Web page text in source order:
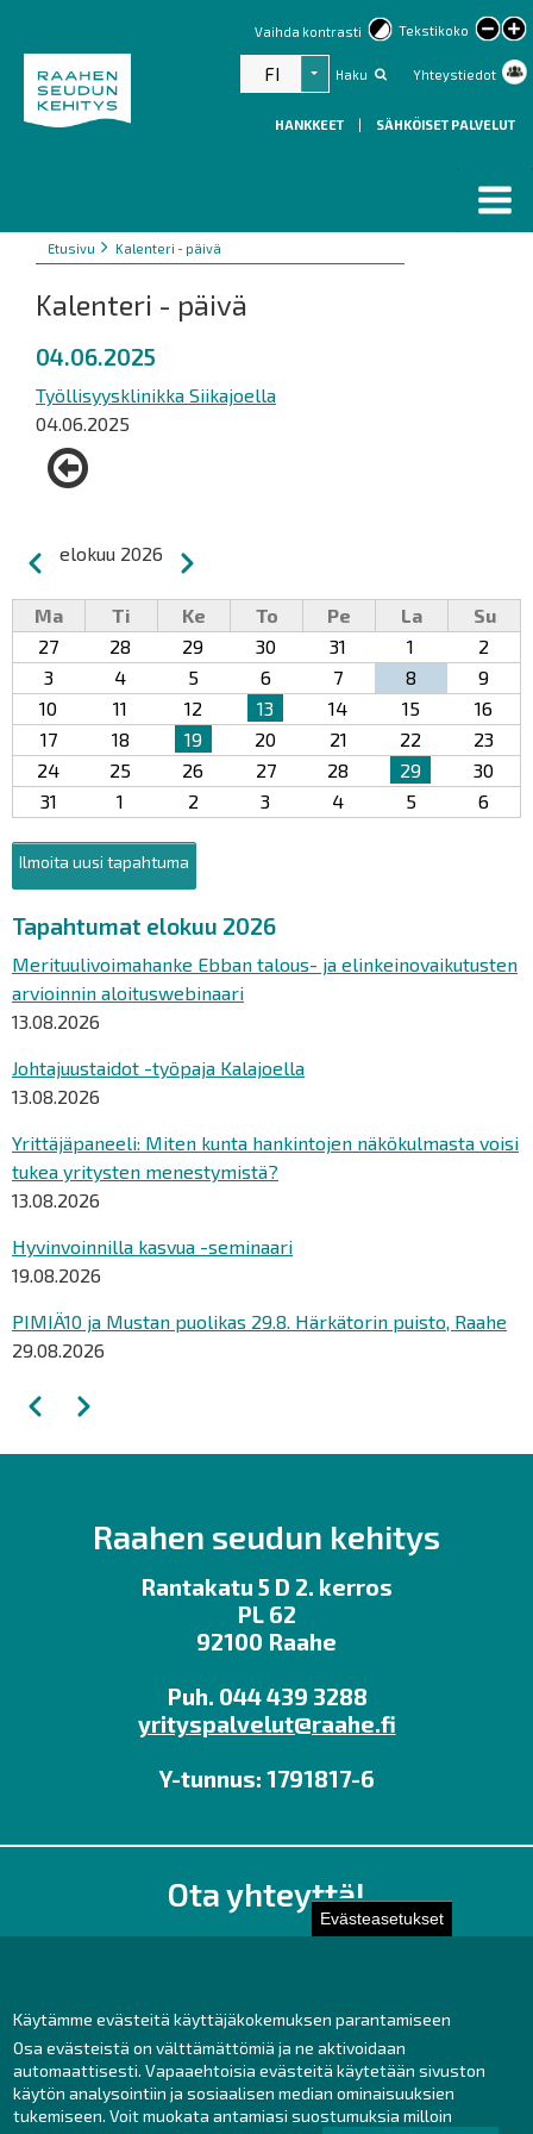
Evästeasetukset
Käytämme evästeitä käyttäjäkokemuksen parantamiseen
Osa evästeistä on välttämättömiä ja ne aktivoidaan
automaattisesti. Vapaaehtoisia evästeitä käytetään sivuston
käytön analysointiin ja sosiaalisen median ominaisuuksien
tukemiseen. Voit muokata antamiasi suostumuksia milloin
Tekstikoko
text
Vaihda kontrasti
Haku Yhteystiedot
FI Listaa lisätoiminnot
HANKKEET | SÄHKÖISET PALVELUT
Murupolku
You
here:
Etusivu Kalenteri - päivä
Kalenteri - päivä
04.06.2025
Työllisyysklinikka Siikajoella
04.06.2025
Sivutus
Edellinen
elokuu 2026 Seuraava
Ma Ti Ke To Pe La
Su
27
28 29 30 31 1
2
3
4 5 6 7 8
9
10
11 12 13 14 15
16
17
18 19 20 21 22
23
24
25 26 27 28 29
30
31
1 2 3 4 5 6
Ilmoita uusi tapahtuma
Tapahtumat elokuu 2026
Merituulivoimahanke Ebban talous- ja elinkeinovaikutusten
arvioinnin aloituswebinaari
13.08.2026
Johtajuustaidot -työpaja Kalajoella
13.08.2026
Yrittäjäpaneeli: Miten kunta hankintojen näkökulmasta voisi
tukea yritysten menestymistä?
13.08.2026
Hyvinvoinnilla kasvua -seminaari
19.08.2026
PIMIÄ10 ja Mustan puolikas 29.8. Härkätorin puisto, Raahe
29.08.2026
Sivutus
EdellinenSeuraava
Raahen seudun kehitys
Rantakatu 5 D 2. kerros
PL 62
92100 Raahe
Puh. 044 439 3288
yrityspalvelut@raahe.fi
Y-tunnus: 1791817-6
Ota yhteyttä!
Toimisto
Facebook
Instagram
LinkedIn